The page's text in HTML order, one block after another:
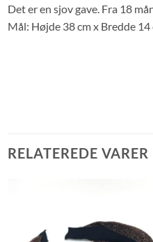
Det er en sjov gave. Fra 18
Mål: Højde 38 cm x Bredde 14
RELATEREDE VARER